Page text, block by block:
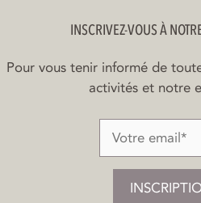
INSCRIVEZ-VOUS À
Pour vous tenir informé de
activités et notre